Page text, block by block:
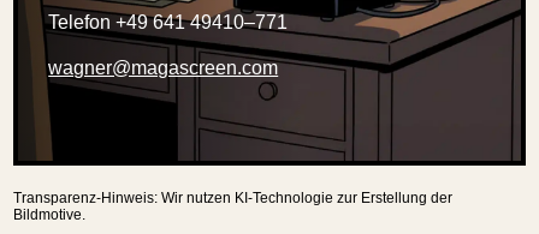
Telefon +49 641 49410–771
wagner@magascreen.com
Transparenz-Hinweis: Wir nutzen KI-Technologie zur Erstel­lung der
Bildmotive.